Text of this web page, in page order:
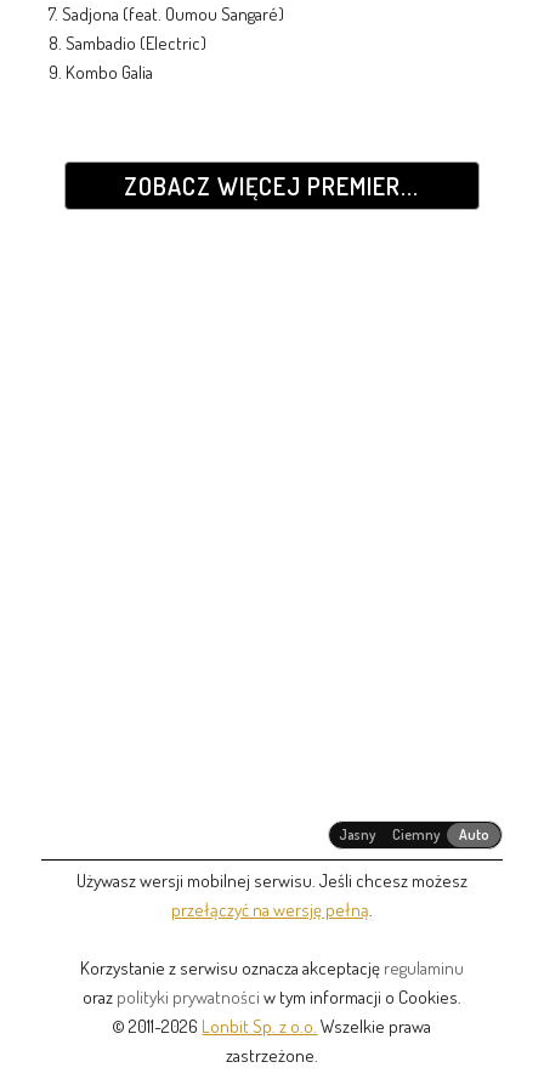
7. Sadjona (feat. Oumou Sangaré)
8. Sambadio (Electric)
9. Kombo Galia
ZOBACZ WIĘCEJ PREMIER...
Jasny Ciemny Auto
Używasz wersji mobilnej serwisu. Jeśli chcesz możesz
przełączyć na wersję pełną
Korzystanie z serwisu oznacza akceptację regulaminu
oraz polityki prywatności w tym informacji o Cookies.
© 2011-2026 Lonbit Sp. z o.o. Wszelkie prawa
zastrzeżone.